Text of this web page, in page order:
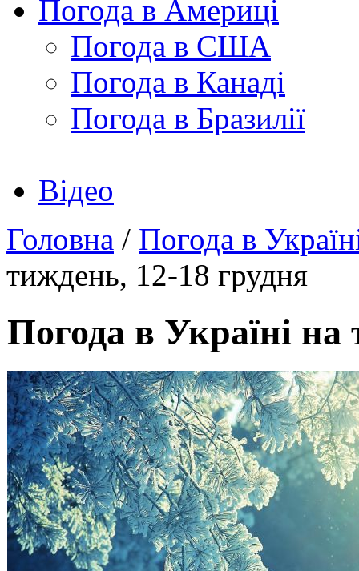
Погода в Америці
Погода в США
Погода в Канаді
Погода в Бразилії
Відео
Головна / Погода в
тиждень, 12-18 грудня
Погода в Україні